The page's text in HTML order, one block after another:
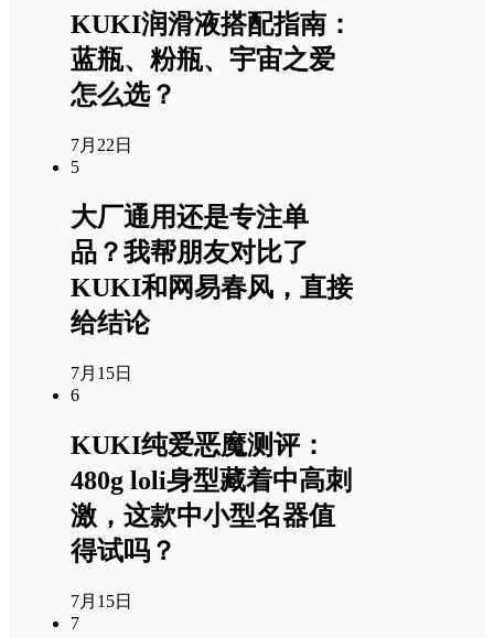
KUKI润滑液搭配指南：
蓝瓶、粉瓶、宇宙之爱
怎么选？
7月22日
5
大厂通用还是专注单
品？我帮朋友对比了
KUKI和网易春风，直接
给结论
7月15日
6
KUKI纯爱恶魔测评：
480g loli身型藏着中高刺
激，这款中小型名器值
得试吗？
7月15日
7